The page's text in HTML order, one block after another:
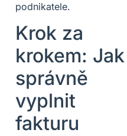
podnikatele.
Krok za
krokem: Jak
správně
vyplnit
fakturu